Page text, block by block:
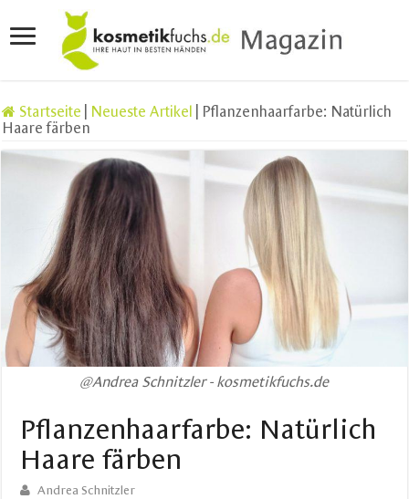
Startseite Neueste Artikel
Pflanzenhaarfarbe: Natürlich
Haare färben
@Andrea Schnitzler - kosmetikfuchs.de
Pflanzenhaarfarbe: Natürlich
Haare färben
Andrea Schnitzler